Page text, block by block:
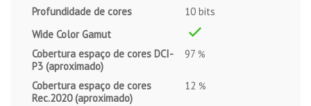
Profundidade de cores
10 bits
Wide Color Gamut
Cobertura espaço de cores DCI-
P3 (aproximado)
97 %
Cobertura espaço de cores
Rec.2020 (aproximado)
12 %